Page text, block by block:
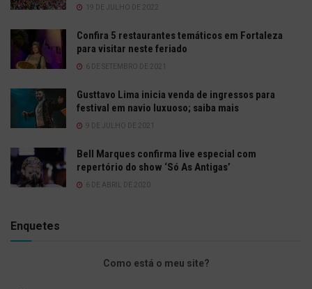
19 DE JULHO DE 2022
Confira 5 restaurantes temáticos em Fortaleza
para visitar neste feriado
6 DE SETEMBRO DE 2021
Gusttavo Lima inicia venda de ingressos para
festival em navio luxuoso; saiba mais
9 DE JULHO DE 2021
Bell Marques confirma live especial com
repertório do show ‘Só As Antigas’
6 DE ABRIL DE 2020
Enquetes
Como está o meu site?